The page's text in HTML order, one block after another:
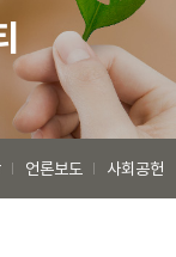
언론보도 사회공헌